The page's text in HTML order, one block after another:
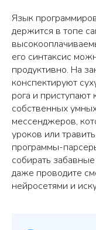
Язык
держится в топе
его синтаксис
продуктивно. На
конспектируют
рога и приступают
собственных
мессенджеров,
уроков или
программы-
собирать
даже проводите
нейросетями и